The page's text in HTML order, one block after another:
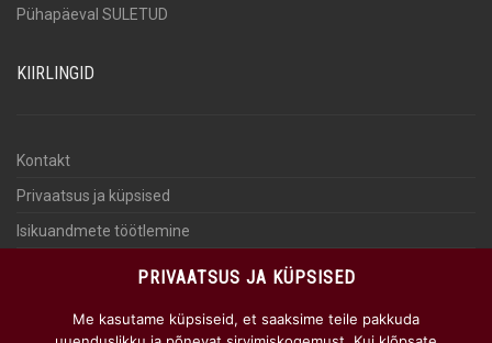
Pühapäeval SULETUD
KIIRLINGID
Kontakt
Privaatsus ja küpsised
Isikuandmete töötlemine
PRIVAATSUS JA KÜPSISED
Me kasutame küpsiseid, et saaksime teile pakkuda